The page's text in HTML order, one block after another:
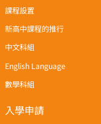
課程設置
新高中課程的推行
中文科組
English Language
數學科組
入學申請